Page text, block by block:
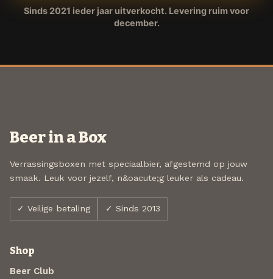
Sinds 2021 ieder jaar uitverkocht. Levering ruim voor
december.
Beer in a Box
Verrassingsboxen met speciaalbier, afgestemd op jouw
smaak. Leuk voor jezelf, n&oacute;g leuker als cadeau.
✓ Veilige betaling ✓ Sinds 2013
Shop
Beer Club